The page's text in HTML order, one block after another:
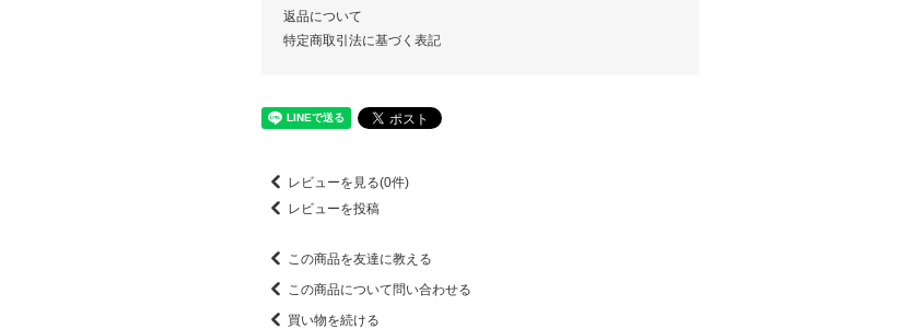
返品について
特定商取引法に基づく表記
レビューを見る(0件)
レビューを投稿
この商品を友達に教える
この商品について問い合わせる
買い物を続ける